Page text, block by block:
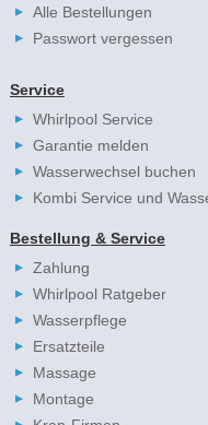
Alle Bestellungen
Passwort vergessen
Service
Whirlpool Service
Garantie melden
Wasserwechsel buchen
Kombi Service und
Bestellung & Service
Zahlung
Whirlpool Ratgeber
Wasserpflege
Ersatzteile
Massage
Montage